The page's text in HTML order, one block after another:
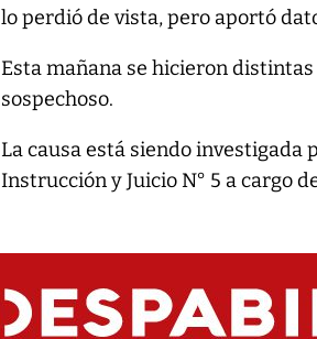
lo perdió de vista, pero aportó
Esta mañana se hicieron
sospechoso.
La causa está siendo investigada
Instrucción y Juicio N° 5 a cargo